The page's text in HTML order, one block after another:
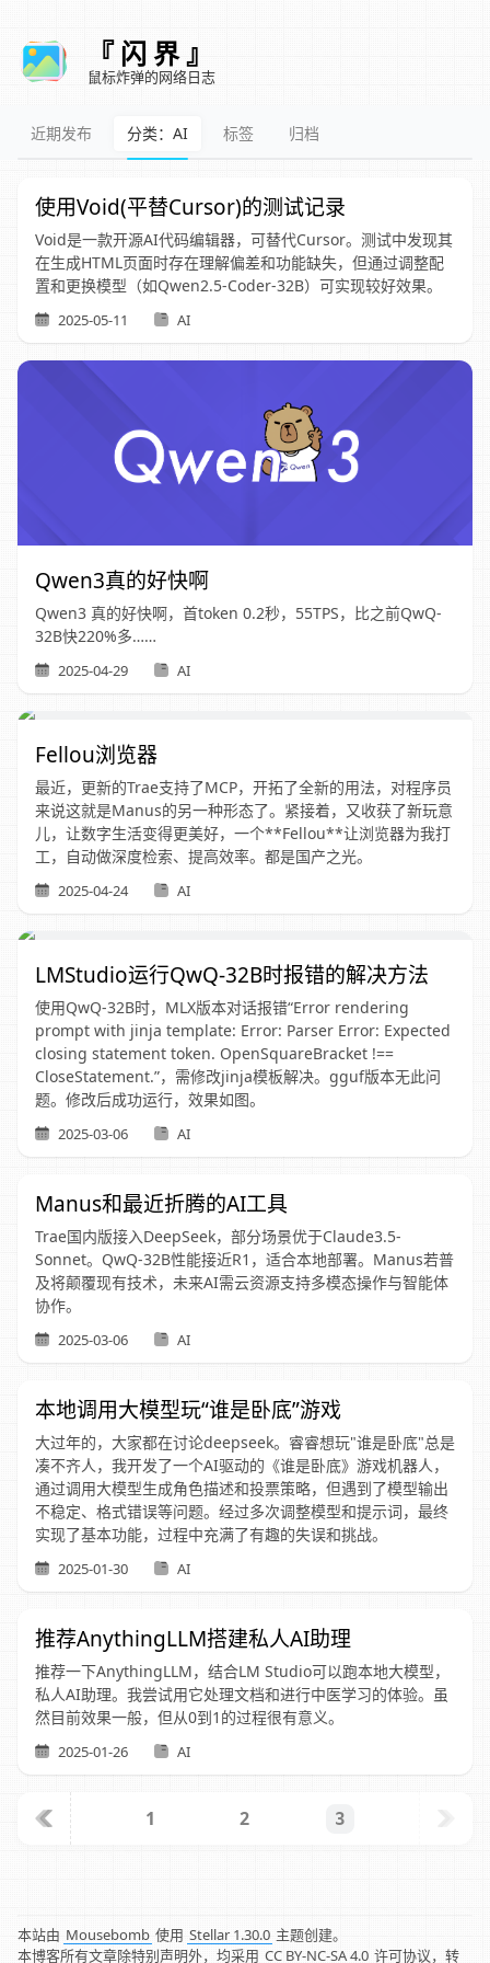
『 闪 界 』
鼠标炸弹的网络日志
近期发布 分类：AI 标签 归档
使用Void(平替Cursor)的测试记录
Void是一款开源AI代码编辑器，可替代Cursor。测试中发现其
在生成HTML页面时存在理解偏差和功能缺失，但通过调整配
置和更换模型（如Qwen2.5-Coder-32B）可实现较好效果。
2025-05-11 AI
Qwen3真的好快啊
Qwen3 真的好快啊，首token 0.2秒，55TPS，比之前QwQ-
32B快220%多……
2025-04-29 AI
Fellou浏览器
最近，更新的Trae支持了MCP，开拓了全新的用法，对程序员
来说这就是Manus的另一种形态了。紧接着，又收获了新玩意
儿，让数字生活变得更美好，一个**Fellou**让浏览器为我打
工，自动做深度检索、提高效率。都是国产之光。
2025-04-24 AI
LMStudio运行QwQ-32B时报错的解决方法
使用QwQ-32B时，MLX版本对话报错“Error rendering
prompt with jinja template: Error: Parser Error: Expected
closing statement token. OpenSquareBracket !==
CloseStatement.”，需修改jinja模板解决。gguf版本无此问
题。修改后成功运行，效果如图。
2025-03-06 AI
Manus和最近折腾的AI工具
Trae国内版接入DeepSeek，部分场景优于Claude3.5-
Sonnet。QwQ-32B性能接近R1，适合本地部署。Manus若普
及将颠覆现有技术，未来AI需云资源支持多模态操作与智能体
协作。
2025-03-06 AI
本地调用大模型玩“谁是卧底”游戏
大过年的，大家都在讨论deepseek。睿睿想玩"谁是卧底"总是
凑不齐人，我开发了一个AI驱动的《谁是卧底》游戏机器人，
通过调用大模型生成角色描述和投票策略，但遇到了模型输出
不稳定、格式错误等问题。经过多次调整模型和提示词，最终
实现了基本功能，过程中充满了有趣的失误和挑战。
2025-01-30 AI
推荐AnythingLLM搭建私人AI助理
推荐一下AnythingLLM，结合LM Studio可以跑本地大模型，
私人AI助理。我尝试用它处理文档和进行中医学习的体验。虽
然目前效果一般，但从0到1的过程很有意义。
2025-01-26 AI
1 2 3
本站由 Mousebomb 使用 Stellar 1.30.0 主题创建。
本博客所有文章除特别声明外，均采用 CC BY-NC-SA 4.0 许可协议，转